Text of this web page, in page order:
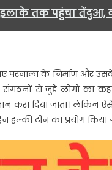
तक पहुंचा तेंदुआ,
के निर्माण और
संगठनों से जुड़े लोगों का
करा दिया जाता। लेकिन
हल्की टीन का प्रयोग